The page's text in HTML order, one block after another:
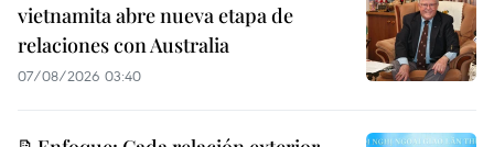
vietnamita abre nueva etapa de
relaciones con Australia
07/08/2026 03:40